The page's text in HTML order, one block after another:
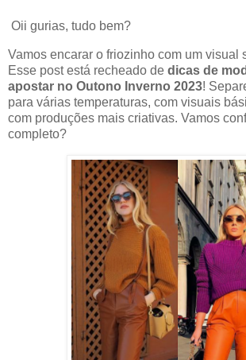
Oii gurias, tudo bem?
Vamos encarar o friozinho com um visual
Esse post está recheado de dicas de
apostar no Outono Inverno 2023!
para várias temperaturas, com visuais
com produções mais criativas. Vamos
completo?